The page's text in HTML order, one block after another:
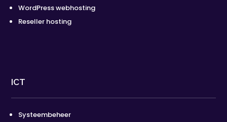
WordPress webhosting
Reseller hosting
ICT
Systeembeheer